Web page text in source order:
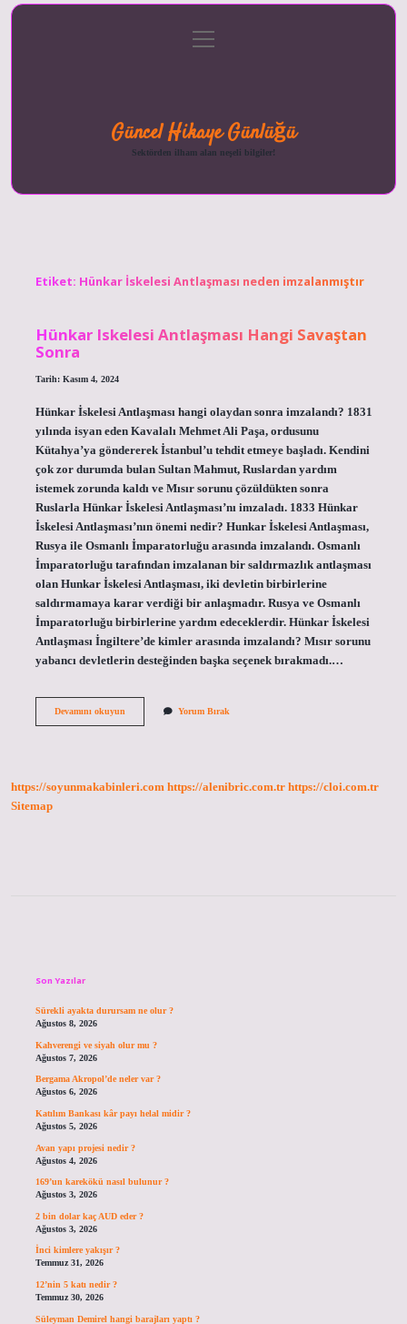
menüyü
aç
Güncel Hikaye Günlüğü
Sektörden ilham alan neşeli bilgiler!
Etiket: Hünkar İskelesi Antlaşması neden imzalanmıştır
Hünkar Iskelesi Antlaşması Hangi Savaştan
Sonra
Tarih: Kasım 4, 2024
Hünkar İskelesi Antlaşması hangi olaydan sonra imzalandı? 1831
yılında isyan eden Kavalalı Mehmet Ali Paşa, ordusunu
Kütahya’ya göndererek İstanbul’u tehdit etmeye başladı. Kendini
çok zor durumda bulan Sultan Mahmut, Ruslardan yardım
istemek zorunda kaldı ve Mısır sorunu çözüldükten sonra
Ruslarla Hünkar İskelesi Antlaşması’nı imzaladı. 1833 Hünkar
İskelesi Antlaşması’nın önemi nedir? Hunkar İskelesi Antlaşması,
Rusya ile Osmanlı İmparatorluğu arasında imzalandı. Osmanlı
İmparatorluğu tarafından imzalanan bir saldırmazlık antlaşması
olan Hunkar İskelesi Antlaşması, iki devletin birbirlerine
saldırmamaya karar verdiği bir anlaşmadır. Rusya ve Osmanlı
İmparatorluğu birbirlerine yardım edeceklerdir. Hünkar İskelesi
Antlaşması İngiltere’de kimler arasında imzalandı? Mısır sorunu
yabancı devletlerin desteğinden başka seçenek bırakmadı.…
Devamını okuyunHünkar
Yorum Bırak
https://soyunmakabinleri.com https://alenibric.com.tr https://cloi.com.tr
Sitemap
Son Yazılar
Sürekli ayakta durursam ne olur ?
Ağustos 8, 2026
Kahverengi ve siyah olur mu ?
Ağustos 7, 2026
Bergama Akropol’de neler var ?
Ağustos 6, 2026
Katılım Bankası kâr payı helal midir ?
Ağustos 5, 2026
Avan yapı projesi nedir ?
Ağustos 4, 2026
169’un karekökü nasıl bulunur ?
Ağustos 3, 2026
2 bin dolar kaç AUD eder ?
Ağustos 3, 2026
İnci kimlere yakışır ?
Temmuz 31, 2026
12’nin 5 katı nedir ?
Temmuz 30, 2026
Süleyman Demirel hangi barajları yaptı ?